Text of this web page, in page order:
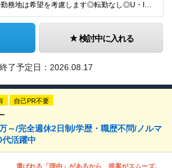
◎勤務地は希望を考慮します◎転勤なし◎U・Iターン歓迎 【本社】 大阪府大阪市西区京町堀1-18-15 藤原ビル2F ■以下、全国の各支店 ◎東北・関東エリア：仙台・千葉・東京第一（上野）・東京第
検討中に入れる
了予定日： 2026.08.17
自己PR不要
～/完全週休2日制/学歴・職歴不問/ノルマ
活躍中
選ばれる「理由」があるから、提案がスムーズ。